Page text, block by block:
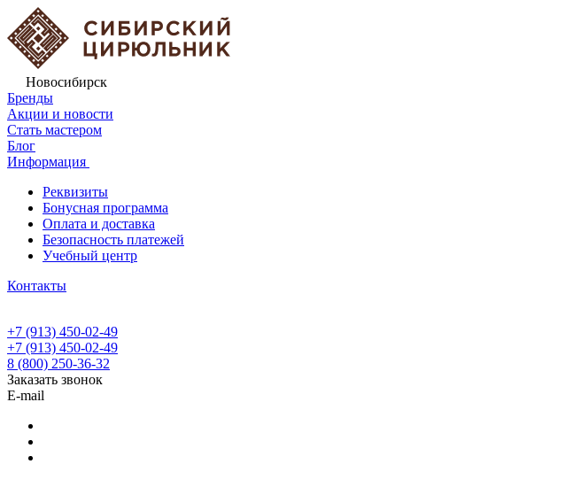
Новосибирск
Бренды
Акции и новости
Стать мастером
Блог
Информация
Реквизиты
Бонусная программа
Оплата и доставка
Безопасность платежей
Учебный центр
Контакты
+7 (913) 450-02-49
+7 (913) 450-02-49
8 (800) 250-36-32
Заказать звонок
E-mail